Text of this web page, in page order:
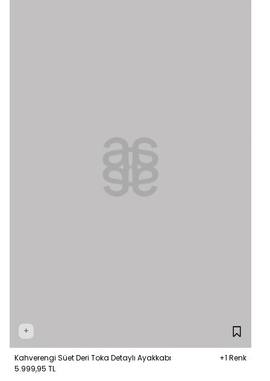
+
Kahverengi Süet Deri Toka Detaylı Ayakkabı
+1 Renk
5.999,95 TL